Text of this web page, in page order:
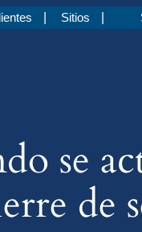
Sitios
se
de